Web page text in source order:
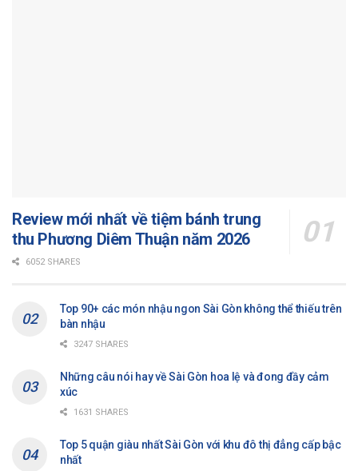
Review mới nhất về tiệm bánh trung
thu Phương Diêm Thuận năm 2026
6052 SHARES
Top 90+ các món nhậu ngon Sài Gòn không thể thiếu trên
bàn nhậu
3247 SHARES
Những câu nói hay về Sài Gòn hoa lệ và đong đầy cảm
xúc
1631 SHARES
Top 5 quận giàu nhất Sài Gòn với khu đô thị đẳng cấp bậc
nhất